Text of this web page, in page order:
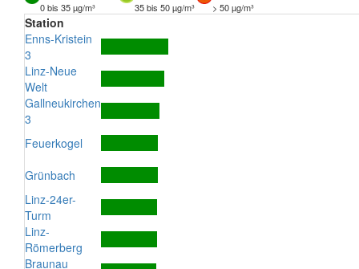
0 bis 35 µg/m³
35 bis 50 µg/m³ > 50 µg/m³
Station
Enns-Kristein
3
Linz-Neue
Welt
Gallneukirchen
3
Feuerkogel
Grünbach
Linz-24er-
Turm
Linz-
Römerberg
Braunau